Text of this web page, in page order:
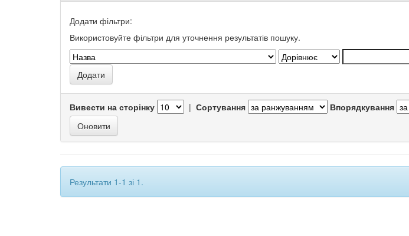
Додати фільтри:
Використовуйте фільтри для уточнення результатів пошуку.
Вивести на сторінку | Сортування Впорядкування
Результати 1-1 зі 1.